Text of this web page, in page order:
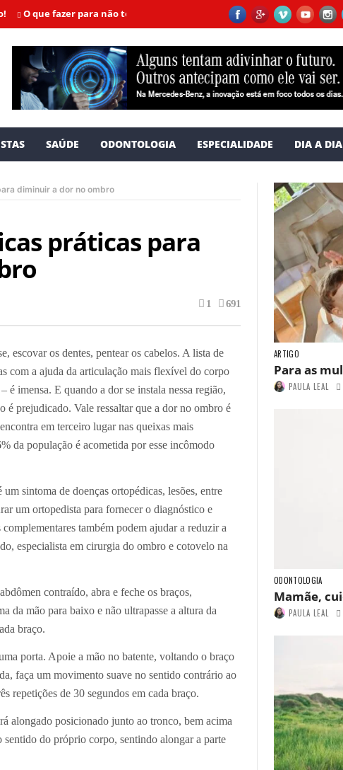
fazer para não ter câncer? Especialistas dão dicas valiosas
SAÚDE ODONTOLOGIA ESPECIALIDADE DIA A DIA
diminuir a dor no ombro
práticas para
691
1
escovar os dentes, pentear os cabelos. A lista de
com a ajuda da articulação mais flexível do corpo
é imensa. E quando a dor se instala nessa região,
é prejudicado. Vale ressaltar que a dor no ombro é
em terceiro lugar nas queixas mais
da população é acometida por esse incômodo
sintoma de doenças ortopédicas, lesões, entre
um ortopedista para fornecer o diagnóstico e
também podem ajudar a reduzir a
especialista em cirurgia do ombro e cotovelo na
contraído, abra e feche os braços,
da mão para baixo e não ultrapasse a altura da
braço.
porta. Apoie a mão no batente, voltando o braço
faça um movimento suave no sentido contrário ao
repetições de 30 segundos em cada braço.
alongado posicionado junto ao tronco, bem acima
do próprio corpo, sentindo alongar a parte
ARTIGO
Para as
PAULA LEAL
ODONTOLOGIA
Mamãe,
PAULA LEAL